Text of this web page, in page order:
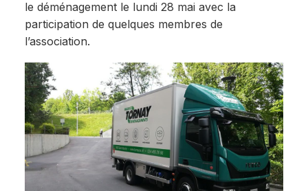
le déménagement le lundi 28 mai avec la
participation de quelques membres de
l’association.